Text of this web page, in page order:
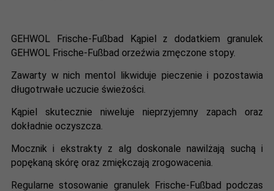
GEHWOL Frische-Fußbad Kąpiel z dodatkiem granulek
GEHWOL Frische-Fußbad orzeźwia zmęczone stopy.
Zawarty w nich mentol likwiduje pieczenie i pozostawia
długotrwałe uczucie świeżości.
Kąpiel skutecznie niweluje nieprzyjemny zapach oraz
dokładnie oczyszcza.
Mocznik i ekstrakty z alg doskonale nawilżają suchą i
popękaną skórę oraz zmiękczają zrogowacenia.
Regularne stosowanie granulek Frische-Fußbad podczas